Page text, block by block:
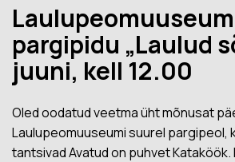
pargipidu „Laulud
juuni, kell 12.00
Oled oodatud veetma üht mõnusat
Laulupeomuuseumi suurel pargipeol,
tantsivad Avatud on puhvet